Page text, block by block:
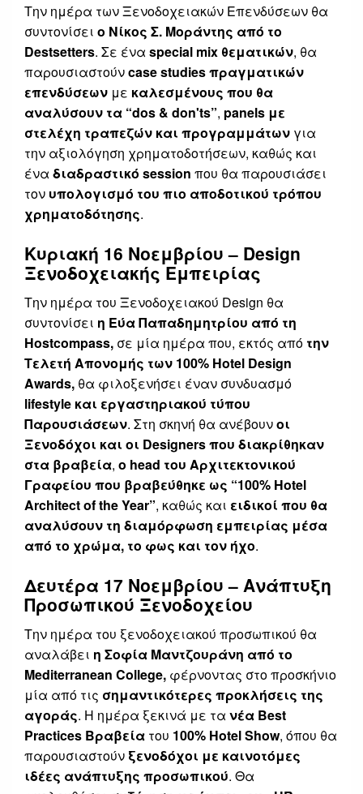
Την ημέρα των Ξενοδοχειακών Επενδύσεων θα
συντονίσει ο Νίκος Σ. Μοράντης από το
Destsetters. Σε ένα special mix θεματικών, θα
παρουσιαστούνcase studies πραγματικών
επενδύσεων με καλεσμένους που θα
αναλύσουν τα “dos & don'ts”, panels με
στελέχη τραπεζών και προγραμμάτων για
την αξιολόγηση χρηματοδοτήσεων, καθώς και
ένα διαδραστικό session που θα παρουσιάσει
τον υπολογισμό του πιο αποδοτικού τρόπου
χρηματοδότησης.
Κυριακή 16 Νοεμβρίου – Design
Ξενοδοχειακής Εμπειρίας
Την ημέρα του Ξενοδοχειακού Design θα
συντονίσει η Εύα Παπαδημητρίου από τη
Hostcompass, σε μία ημέρα που, εκτός από την
Tελετή Aπονομής των 100% Hotel Design
Awards, θα φιλοξενήσει έναν συνδυασμό
lifestyle και εργαστηριακού τύπου
Παρουσιάσεων. Στη σκηνή θα ανέβουνοι
Ξενοδόχοι και οι Designers που διακρίθηκαν
στα βραβεία, ο head του Αρχιτεκτονικού
Γραφείου που βραβεύθηκε ως “100% Hotel
Architect of the Year”, καθώς και ειδικοί που θα
αναλύσουν τη διαμόρφωση εμπειρίας μέσα
από το χρώμα, το φως και τον ήχο.
Δευτέρα 17 Νοεμβρίου – Ανάπτυξη
Προσωπικού Ξενοδοχείου
Την ημέρα του ξενοδοχειακού προσωπικού θα
αναλάβει η Σοφία Μαντζουράνη από το
Mediterranean College, φέρνοντας στο προσκήνιο
μία από τις σημαντικότερες προκλήσεις της
αγοράς. Η ημέρα ξεκινά με τα νέα Best
Practices Βραβεία του 100% Hotel Show, όπου θα
παρουσιαστούν ξενοδόχοι με καινοτόμες
ιδέες ανάπτυξης προσωπικού. Θα